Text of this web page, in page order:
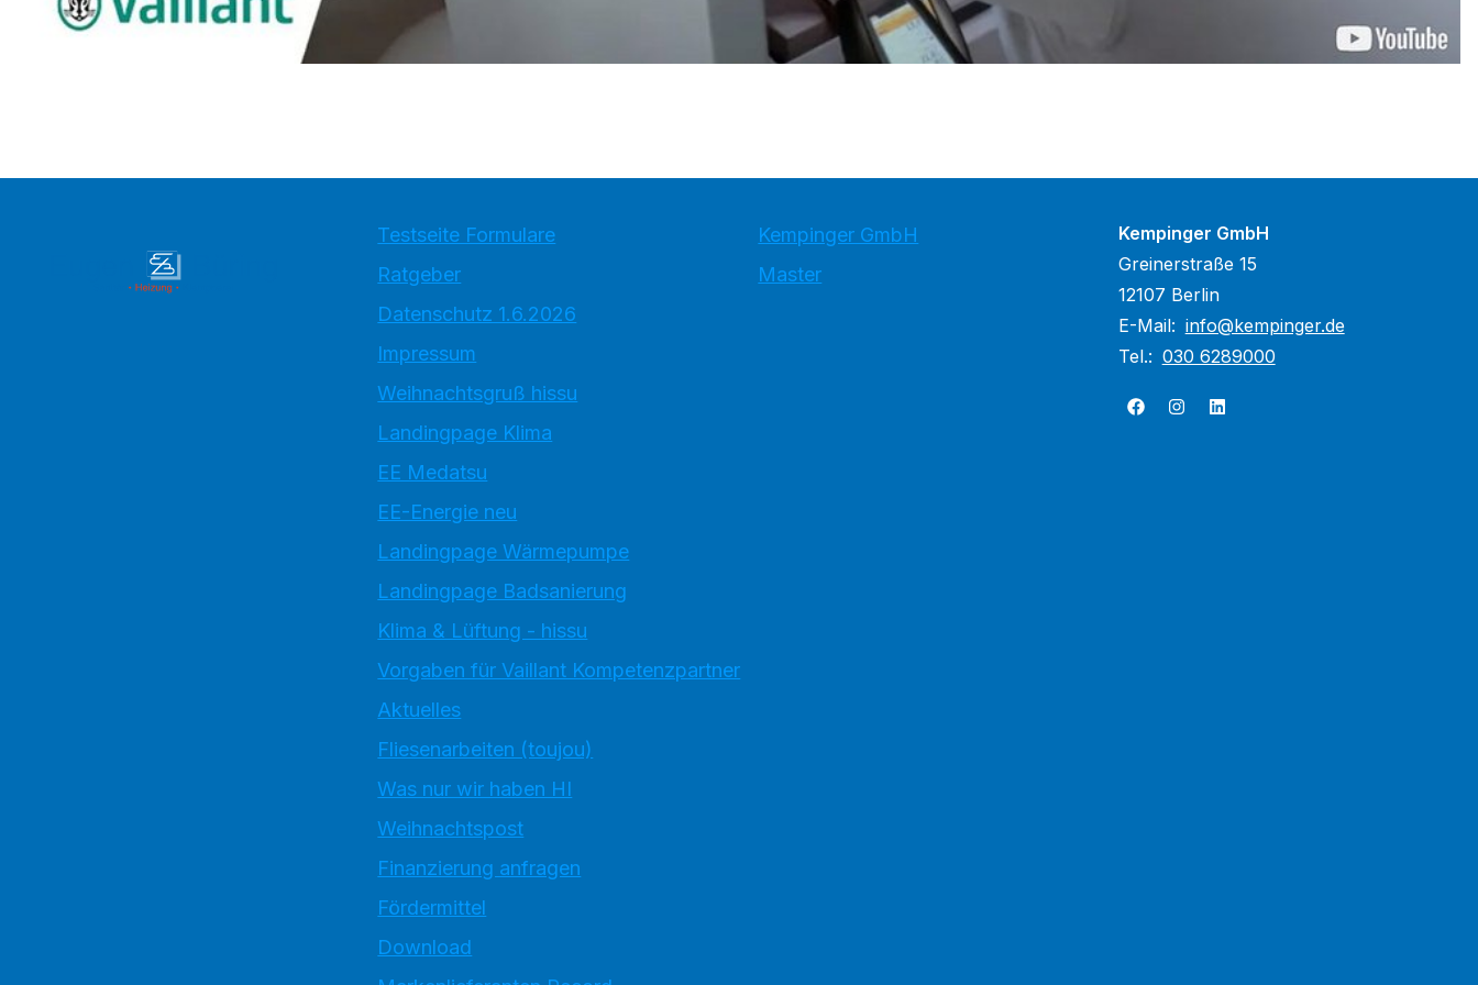
Testseite Formulare
Ratgeber
Datenschutz 1.6.2026
Impressum
Weihnachtsgruß hissu
Landingpage Klima
EE Medatsu
EE-Energie neu
Landingpage Wärmepumpe
Landingpage Badsanierung
Klima & Lüftung - hissu
Vorgaben für Vaillant Kompetenzpartner
Aktuelles
Fliesenarbeiten (toujou)
Was nur wir haben HI
Weihnachtspost
Finanzierung anfragen
Fördermittel
Download
Kempinger GmbH
Master
Kempinger GmbH
Greinerstraße 15
12107 Berlin
E-Mail: info@kempinger.de
Tel.: 030 6289000